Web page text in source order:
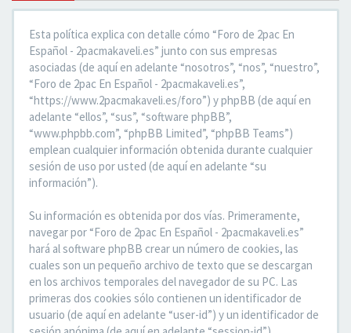
Esta política explica con detalle cómo “Foro de 2pac En
Español - 2pacmakaveli.es” junto con sus empresas
asociadas (de aquí en adelante “nosotros”, “nos”, “nuestro”,
“Foro de 2pac En Español - 2pacmakaveli.es”,
“https://www.2pacmakaveli.es/foro”) y phpBB (de aquí en
adelante “ellos”, “sus”, “software phpBB”,
“www.phpbb.com”, “phpBB Limited”, “phpBB Teams”)
emplean cualquier información obtenida durante cualquier
sesión de uso por usted (de aquí en adelante “su
información”).
Su información es obtenida por dos vías. Primeramente,
navegar por “Foro de 2pac En Español - 2pacmakaveli.es”
hará al software phpBB crear un número de cookies, las
cuales son un pequeño archivo de texto que se descargan
en los archivos temporales del navegador de su PC. Las
primeras dos cookies sólo contienen un identificador de
usuario (de aquí en adelante “user-id”) y un identificador de